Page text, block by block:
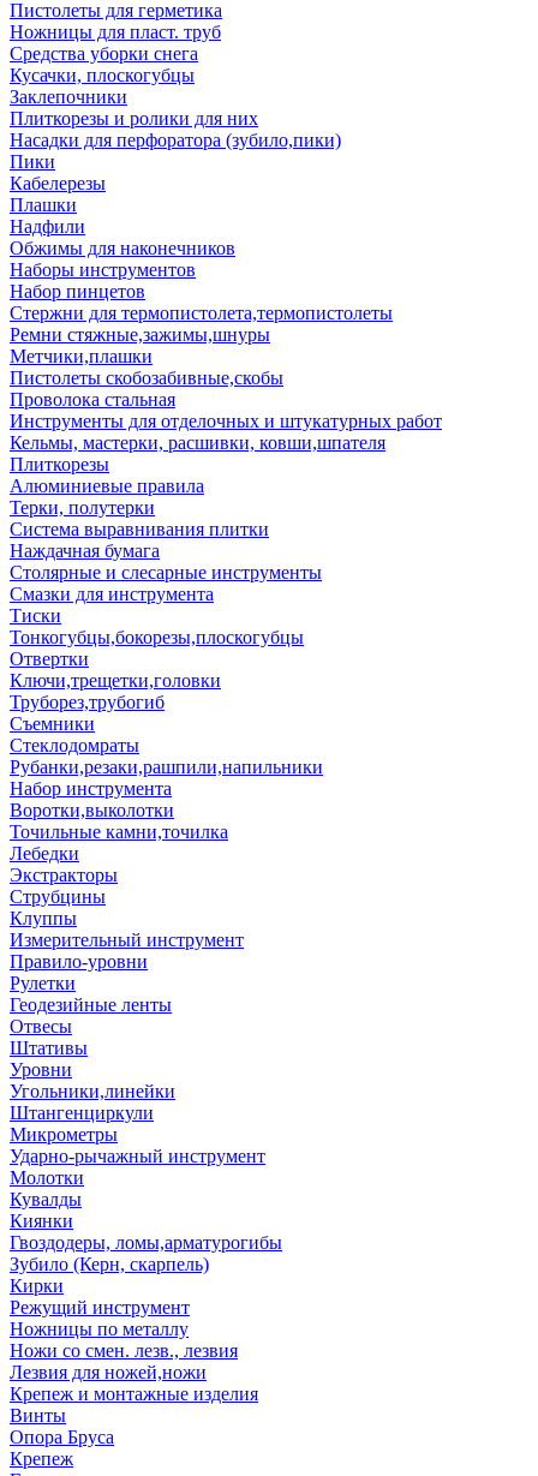
Пистолеты для герметика
Ножницы для пласт. труб
Средства уборки снега
Кусачки, плоскогубцы
Заклепочники
Плиткорезы и ролики для них
Насадки для перфоратора (зубило,пики)
Пики
Кабелерезы
Плашки
Надфили
Обжимы для наконечников
Наборы инструментов
Набор пинцетов
Стержни для термопистолета,термопистолеты
Ремни стяжные,зажимы,шнуры
Метчики,плашки
Пистолеты скобозабивные,скобы
Проволока стальная
Инструменты для отделочных и штукатурных работ
Кельмы, мастерки, расшивки, ковши,шпателя
Плиткорезы
Алюминиевые правила
Терки, полутерки
Система выравнивания плитки
Наждачная бумага
Столярные и слесарные инструменты
Смазки для инструмента
Тиски
Тонкогубцы,бокорезы,плоскогубцы
Отвертки
Ключи,трещетки,головки
Труборез,трубогиб
Съемники
Стеклодомраты
Рубанки,резаки,рашпили,напильники
Набор инструмента
Воротки,выколотки
Точильные камни,точилка
Лебедки
Экстракторы
Струбцины
Клуппы
Измерительный инструмент
Правило-уровни
Рулетки
Геодезийные ленты
Отвесы
Штативы
Уровни
Угольники,линейки
Штангенциркули
Микрометры
Ударно-рычажный инструмент
Молотки
Кувалды
Киянки
Гвоздодеры, ломы,арматурогибы
Зубило (Керн, скарпель)
Кирки
Режущий инструмент
Ножницы по металлу
Ножи со смен. лезв., лезвия
Лезвия для ножей,ножи
Крепеж и монтажные изделия
Винты
Опора Бруса
Крепеж